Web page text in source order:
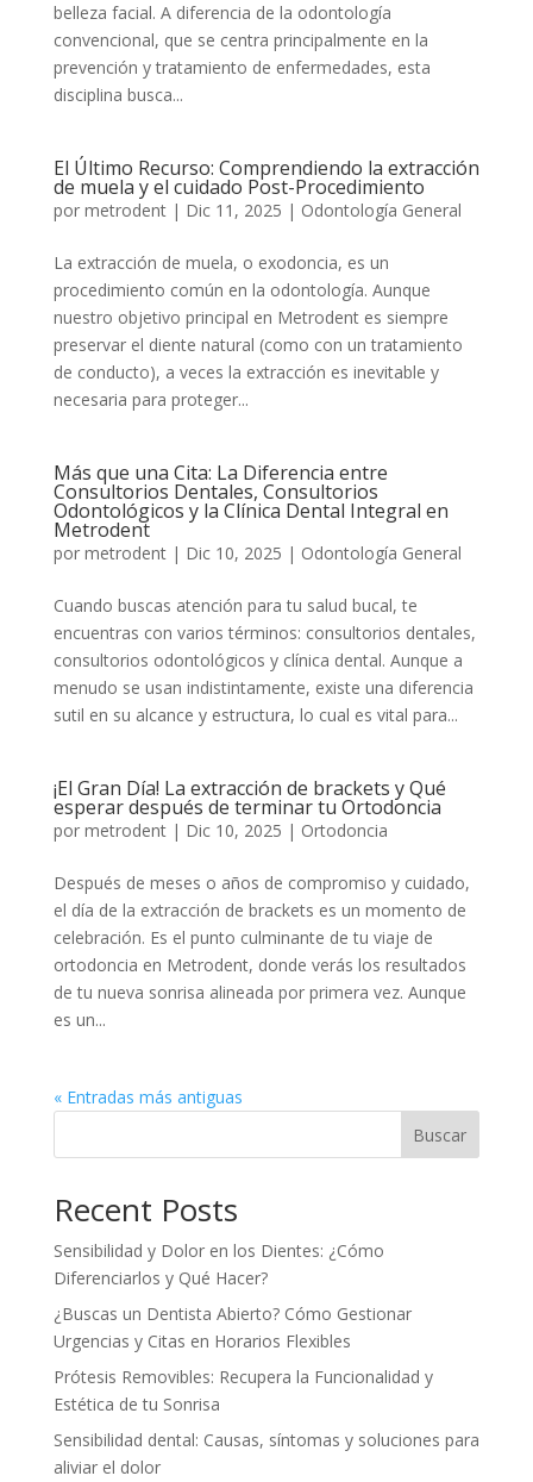
belleza facial. A diferencia de la odontología
convencional, que se centra principalmente en la
prevención y tratamiento de enfermedades, esta
disciplina busca...
El Último Recurso: Comprendiendo la extracción
de muela y el cuidado Post-Procedimiento
por metrodent| Dic 11, 2025 | Odontología General
La extracción de muela, o exodoncia, es un
procedimiento común en la odontología. Aunque
nuestro objetivo principal en Metrodent es siempre
preservar el diente natural (como con un tratamiento
de conducto), a veces la extracción es inevitable y
necesaria para proteger...
Más que una Cita: La Diferencia entre
Consultorios Dentales, Consultorios
Odontológicos y la Clínica Dental Integral en
Metrodent
por metrodent| Dic 10, 2025 | Odontología General
Cuando buscas atención para tu salud bucal, te
encuentras con varios términos: consultorios dentales,
consultorios odontológicos y clínica dental. Aunque a
menudo se usan indistintamente, existe una diferencia
sutil en su alcance y estructura, lo cual es vital para...
¡El Gran Día! La extracción de brackets y Qué
esperar después de terminar tu Ortodoncia
por metrodent| Dic 10, 2025 | Ortodoncia
Después de meses o años de compromiso y cuidado,
el día de la extracción de brackets es un momento de
celebración. Es el punto culminante de tu viaje de
ortodoncia en Metrodent, donde verás los resultados
de tu nueva sonrisa alineada por primera vez. Aunque
es un...
« Entradas más antiguas
Buscar
Recent Posts
Sensibilidad y Dolor en los Dientes: ¿Cómo
Diferenciarlos y Qué Hacer?
¿Buscas un Dentista Abierto? Cómo Gestionar
Urgencias y Citas en Horarios Flexibles
Prótesis Removibles: Recupera la Funcionalidad y
Estética de tu Sonrisa
Sensibilidad dental: Causas, síntomas y soluciones para
aliviar el dolor